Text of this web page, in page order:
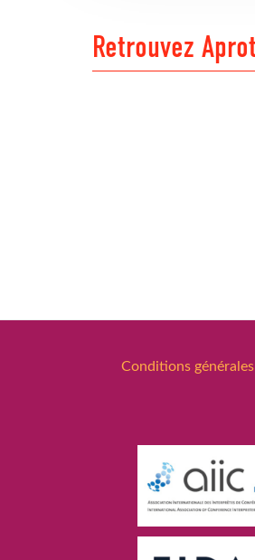
Retrouvez
Conditions générales